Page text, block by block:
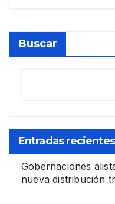
Buscar
Entradas recientes
Gobernaciones
nueva distribución